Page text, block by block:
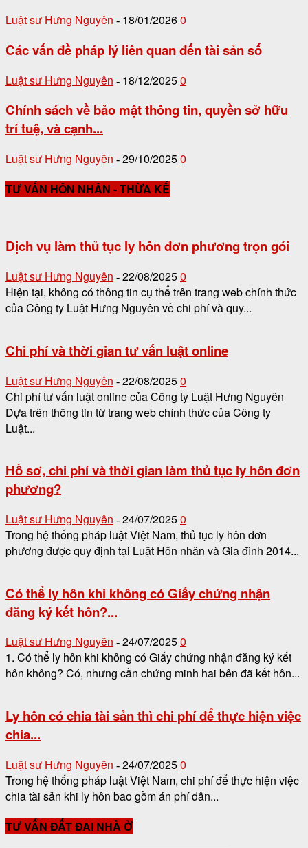
Luật sư Hưng Nguyên - 18/01/20260
Các vấn đề pháp lý liên quan đến tài sản số
Luật sư Hưng Nguyên - 18/12/20250
Chính sách về bảo mật thông tin, quyền sở hữu
trí tuệ, và cạnh...
Luật sư Hưng Nguyên - 29/10/20250
TƯ VẤN HÔN NHÂN - THỪA KẾ
Dịch vụ làm thủ tục ly hôn đơn phương trọn gói
Luật sư Hưng Nguyên - 22/08/20250
Hiện tại, không có thông tin cụ thể trên trang web chính thức
của Công ty Luật Hưng Nguyên về chi phí và quy...
Chi phí và thời gian tư vấn luật online
Luật sư Hưng Nguyên - 22/08/20250
Chi phí tư vấn luật online của Công ty Luật Hưng Nguyên
Dựa trên thông tin từ trang web chính thức của Công ty
Luật...
Hồ sơ, chi phí và thời gian làm thủ tục ly hôn đơn
phương?
Luật sư Hưng Nguyên - 24/07/20250
Trong hệ thống pháp luật Việt Nam, thủ tục ly hôn đơn
phương được quy định tại Luật Hôn nhân và Gia đình 2014...
Có thể ly hôn khi không có Giấy chứng nhận
đăng ký kết hôn?...
Luật sư Hưng Nguyên - 24/07/20250
1. Có thể ly hôn khi không có Giấy chứng nhận đăng ký kết
hôn không? Có, nhưng cần chứng minh hai bên đã kết hôn...
Ly hôn có chia tài sản thì chi phí để thực hiện việc
chia...
Luật sư Hưng Nguyên - 24/07/20250
Trong hệ thống pháp luật Việt Nam, chi phí để thực hiện việc
chia tài sản khi ly hôn bao gồm án phí dân...
TƯ VẤN ĐẤT ĐAI NHÀ Ở